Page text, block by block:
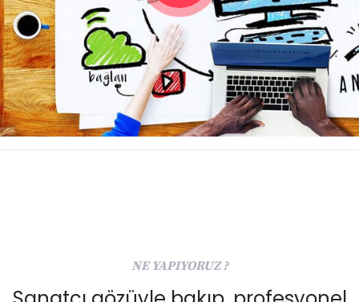
NE YAPIYORUZ ?